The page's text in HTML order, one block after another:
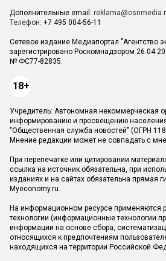
Дополнительные email:
Телефон: +7 495 004-56-11
Сетевое издание Медиапортал "Агентство
зарегистрировано Роскомнадзором
№ ФС77-82835.
18+
Учредитель: Автономная некоммерческая
информированию и просвещению
"Общественная служба новостей" (ОГРН
Мнение редакции может не совпадать с
При перепечатке или цитировании
ссылка на источник обязательна, при
изданиях и на сайтах обязательна прямая
Myeconomy.ru.
На информационном ресурсе применяются
технологии (информационные технологии
информации на основе сбора,
относящихся к предпочтениям
находящихся на территории Российской